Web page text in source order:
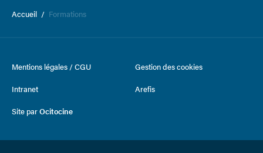
Accueil / Formations
Mentions légales / CGU
Gestion des cookies
Intranet
Arefis
Site parOcitocine